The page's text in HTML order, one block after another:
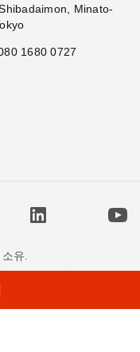
Minato-
1680 0727
유.